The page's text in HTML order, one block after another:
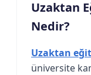
Uzaktan
Nedir?
Uzaktan
üniversite